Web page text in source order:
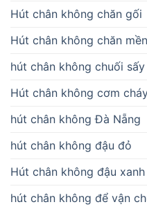
Hút chân không chăn gối
Hút chân không chăn mền
hút chân không chuối sấy
Hút chân không cơm
hút chân không Đà Nẵng
hút chân không đậu đỏ
Hút chân không đậu xanh
hút chân không để vận